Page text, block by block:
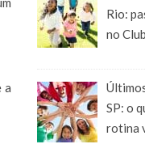
a
Rio:
no
SP: o
rotina